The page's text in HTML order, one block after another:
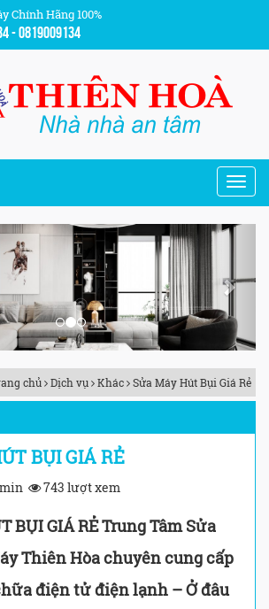
Chính Hãng 100%
- 0819009134
Next
chủ Dịch vụ Khác Sửa Máy Hút Bụi Giá Rẻ
BỤI GIÁ RẺ
743 lượt xem
BỤI GIÁ RẺ Trung Tâm Sửa
Thiên Hòa chuyên cung cấp
điện tử điện lạnh – Ở đâu